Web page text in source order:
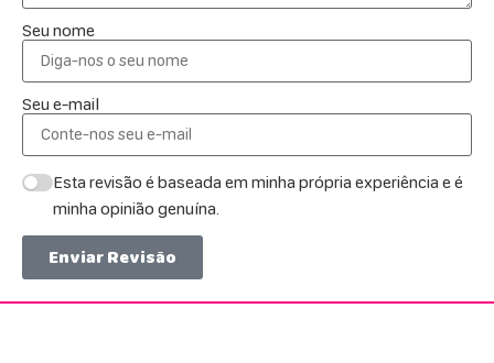
Seu nome
Seu e-mail
Esta revisão é baseada em minha própria experiência e é
minha opinião genuína.
Enviar Revisão